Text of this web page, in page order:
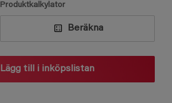
Produktkalkylator
Beräkna
Lägg till i inköpslistan